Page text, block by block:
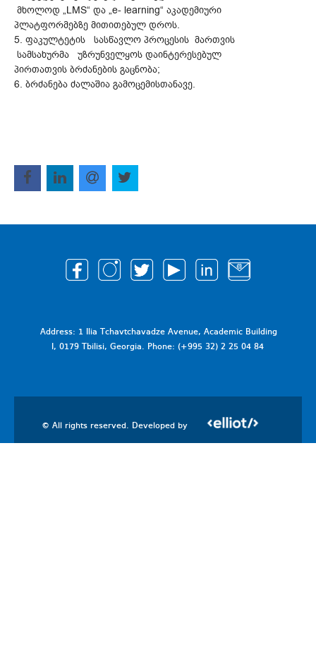
მხოლოდ „LMS“ და „e- learning“ აკადემიური
პლატფორმებზე მითითებულ დროს.
5. ფაკულტეტის სასწავლო პროცესის მართვის
სამსახურმა უზრუნველყოს დაინტერესებულ
პირთათვის ბრძანების გაცნობა;
6. ბრძანება ძალაშია გამოცემისთანავე.
Address: 1 Ilia Tchavtchavadze Avenue, Academic Building
I, 0179 Tbilisi, Georgia. Phone: (+995 32) 2 25 04 84
© All rights reserved. Developed by